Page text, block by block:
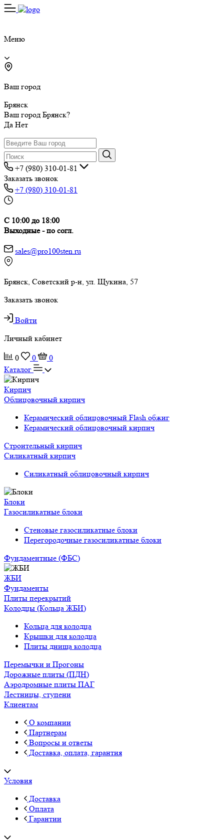
Меню
Ваш город
Брянск
Ваш город Брянск?
Да Нет
+7 (980) 310-01-81
Заказать звонок
+7 (980) 310-01-81
С 10:00 до 18:00
Выходные - по согл.
sales@pro100sten.ru
Брянск, Советский р-н, ул. Щукина, 57
Заказать звонок
Войти
Личный кабинет
0 0
0
Каталог
Кирпич
Облицовочный кирпич
Керамический облицовочный Flash обжиг
Керамический облицовочный кирпич
Строительный кирпич
Силикатный кирпич
Силикатный облицовочный кирпич
Блоки
Газосиликатные блоки
Стеновые газосиликатные блоки
Перегородочные газосиликатные блоки
Фундаментные (ФБС)
ЖБИ
Фундаменты
Плиты перекрытий
Колодцы (Кольца ЖБИ)
Кольца для колодца
Крышки для колодца
Плиты днища колодца
Перемычки и Прогоны
Дорожные плиты (ПДН)
Аэродромные плиты ПАГ
Лестницы, ступени
Клиентам
О компании
Партнерам
Вопросы и ответы
Доставка, оплата, гарантия
Условия
Доставка
Оплата
Гарантии